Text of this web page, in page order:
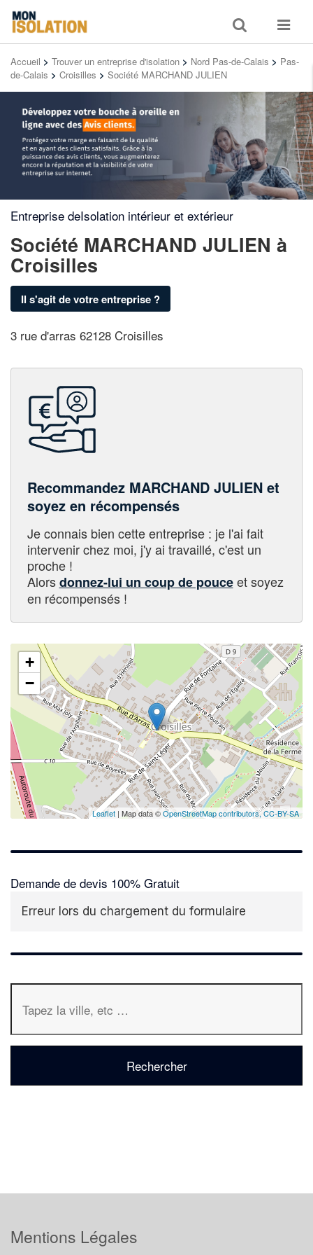
Toggle
search
Toggle
Accueil > Trouver un entreprise d'isolation > Nord Pas-de-Calais > Pas-
de-Calais > Croisilles > Société MARCHAND JULIEN
Entreprise deIsolation intérieur et extérieur
Société MARCHAND JULIEN à
Croisilles
Il s'agit de votre entreprise ?
3 rue d'arras 62128 Croisilles
Recommandez MARCHAND JULIEN et
soyez en récompensés
Je connais bien cette entreprise : je l'ai fait
intervenir chez moi, j'y ai travaillé, c'est un
proche !
Alorsdonnez-lui un coup de pouceet soyez
en récompensés !
+
−
Leaflet | Map data ©OpenStreetMap contributors,CC-BY-SA
Demande de devis 100% Gratuit
Erreur lors du chargement du formulaire
Mentions Légales